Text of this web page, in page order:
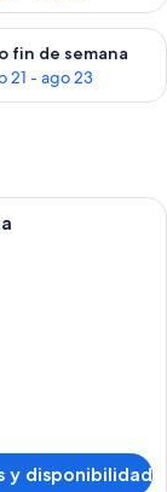
ago 14 -
fin de semana
21 - ago 23
disponibilidad
hecha con edredón
y disponibilidad